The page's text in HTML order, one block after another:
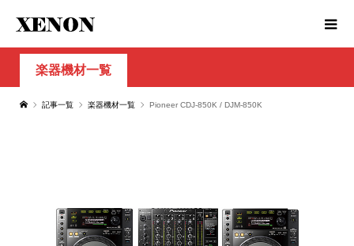
楽器機材一覧
記事一覧 楽器機材一覧 Pioneer CDJ-850K / DJM-850K